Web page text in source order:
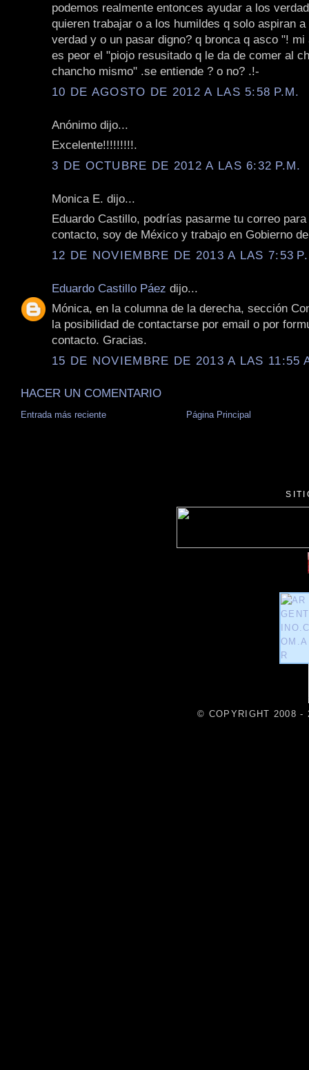
podemos realmente entonces ayudar a los
quieren trabajar o a los humildes q solo aspiran
verdad y o un pasar digno? q bronca q asco "! mi
es peor el "piojo resusitado q le da de comer al
chancho mismo" .se entiende ? o no? .!-
10 DE AGOSTO DE 2012 A LAS 5:58 P.M.
Anónimo dijo...
Excelente!!!!!!!!!.
3 DE OCTUBRE DE 2012 A LAS 6:32 P.M.
Monica E. dijo...
Eduardo Castillo, podrías pasarme tu correo
contacto, soy de México y trabajo en Gobierno
12 DE NOVIEMBRE DE 2013 A LAS 7:53
Eduardo Castillo Páez dijo...
Mónica, en la columna de la derecha, sección
la posibilidad de contactarse por email o por
contacto. Gracias.
15 DE NOVIEMBRE DE 2013 A LAS 11:55
HACER UN COMENTARIO
Entrada más reciente Página Principal
© COPYRIGHT 2008